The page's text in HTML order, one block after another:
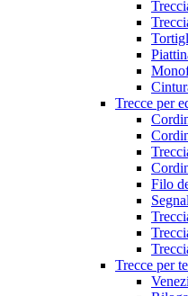
Trecce per
Filo
Trecce per